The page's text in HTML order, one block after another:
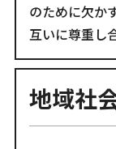
のために欠か
互いに尊重し
地域社